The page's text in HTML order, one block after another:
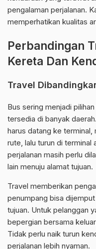
pengalaman perjalanan.
memperhatikan kualitas
Perbandingan
Kereta Dan
Travel
Bus sering menjadi
tersedia di banyak
harus datang ke terminal,
rute, lalu turun di terminal
perjalanan masih perlu
lain menuju alamat tujuan.
Travel memberikan
penumpang bisa
tujuan. Untuk pelanggan
bepergian bersama
Tidak perlu naik turun
perjalanan lebih nyaman.